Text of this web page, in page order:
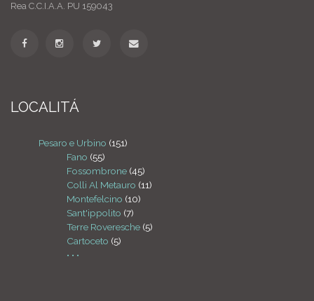
Rea C.C.I.A.A. PU 159043
LOCALITÁ
Pesaro e Urbino (151)
Fano (55)
Fossombrone (45)
Colli Al Metauro (11)
Montefelcino (10)
Sant'ippolito (7)
Terre Roveresche (5)
Cartoceto (5)
• • •